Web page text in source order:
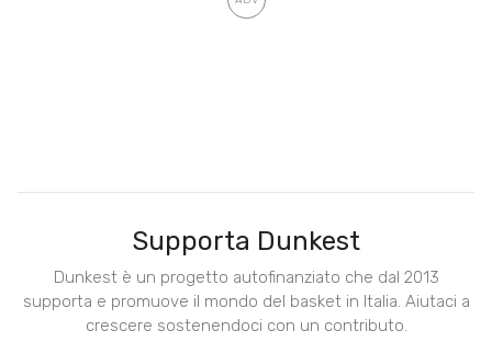
Supporta Dunkest
Dunkest è un progetto autofinanziato che dal 2013
supporta e promuove il mondo del basket in Italia. Aiutaci a
crescere sostenendoci con un contributo.